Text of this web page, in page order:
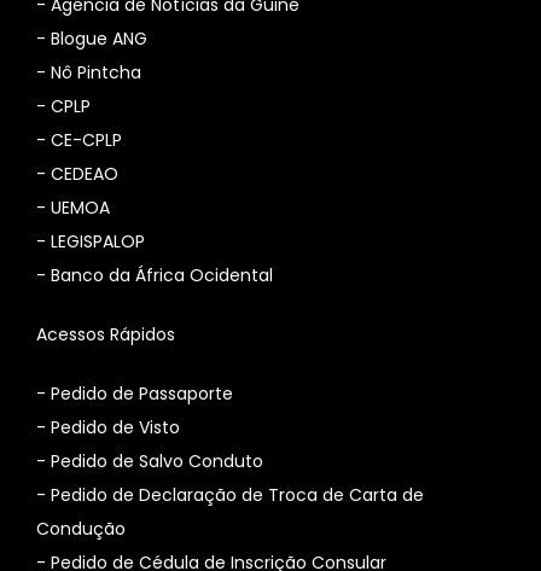
- Blogue ANG
- Nô Pintcha
- CPLP
- CE-CPLP
- CEDEAO
- UEMOA
- LEGISPALOP
- Banco da África Ocidental
Acessos Rápidos
- Pedido de Passaporte
- Pedido de Visto
- Pedido de Salvo Conduto
- Pedido de Declaração de Troca de Carta de
Condução
- Pedido de Cédula de Inscrição Consular